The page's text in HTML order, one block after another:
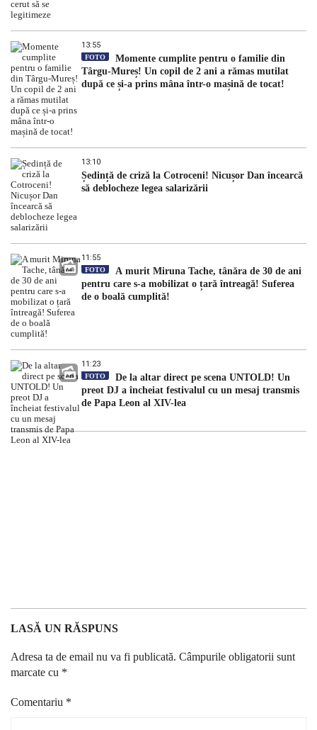
13:55
FOTO
Momente cumplite pentru o familie din
Târgu-Mureș! Un copil de 2 ani a rămas mutilat
după ce și-a prins mâna într-o mașină de tocat!
13:10
Ședință de criză la Cotroceni! Nicușor Dan încearcă
să deblocheze legea salarizării
11:55
FOTO
A murit Miruna Tache, tânăra de 30 de ani
pentru care s-a mobilizat o țară întreagă! Suferea
de o boală cumplită!
11:23
FOTO
De la altar direct pe scena UNTOLD! Un
preot DJ a încheiat festivalul cu un mesaj transmis
de Papa Leon al XIV-lea
LASĂ UN RĂSPUNS
Adresa ta de email nu va fi publicată. Câmpurile obligatorii sunt
marcate cu *
Comentariu *